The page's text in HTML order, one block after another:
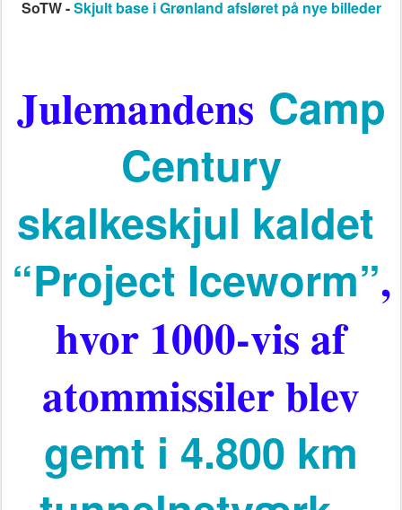
Century
skalkeskjul kaldet
“Project Iceworm”
hvor 1000-vis af
atommissiler blev
gemt i 4.800 km
tunnelnetværk...